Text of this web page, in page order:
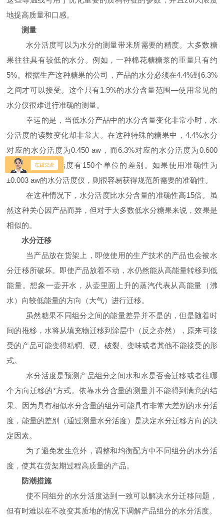
地提高质量和口感。
测量
水分活度可以为水分的测量带来所需要的精度。大多数糖
果往往具有较低的水分。例如，一种棉花糖糖浆的重量只有约
5%。根据生产这种糖果的公司，产品的水分必须在4.4%到 6.3%
之间才可以接受。这个只有1.9%的水分含量范围—使用常见的
水分仪很难进行准确的测量。
幸运的是，当低水分产品中的水分含量变化非常小时，水
分活度的读数变化却非常大。在这种特殊的糖果中， 4.4%水分
对应的水分活度为0.450 aw ，而6.3%对应的水分活度为0.600
aw。所以水分活度有150个单位的差别。如果使用准确性为
±0.003 aw的水分活度仪，则很容易获得规范所需要的准确性。
在这种情况下，水分活度比水分含量的准确性高15倍。虽
然这种关心因产品而异，但对于大多数低水分糖果来说，效果是
相似的。
水分迁移
当产品放在货架上，即使使用的生产技术的产品也会被水
分迁移所破坏。即使产品放着不动，水仍然能从高能量转移到低
能量。想象一壶开水，从壶里面上升的蒸汽代表从高能量（沸
水）向较低能量的方向（大气）进行迁移。
虽然糖果不同组分之间的能量差异并不是的，但是随着时
间的推移，水将从填充物迁移到涂层中（反之亦然），原来可接
受的产品可能变得粘稠、硬、破裂、变味或者其他不能接受的形
式。
水分活度是预测产品组分之间水和水是否会迁移或者往哪
个方向迁移的*方式。依靠水分含量的测量并不能得到满意的结
果。因为具有相似水分含量的组分可能具有非常大差别的水分活
度，能量的差别（通过测量水分活度）是决定水分迁移方向的决
定因素。
为了避免发生意外，调整和均衡配方中不同组分的水分活
度，使其在货架期过程高质量的产品。
防潮措施
使不同组分的水分活度达到一致可以解决水分迁移问题，
但有时难以在不改变其质地的情况下调解产品组分的水分活度。